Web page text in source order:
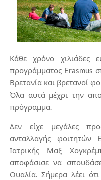
Κάθε χρόνο χιλιάδες
προγράμματος Erasmus
Βρετανία και βρετανοί
Όλα αυτά μέχρι την
πρόγραμμα.
Δεν είχε μεγάλες
ανταλλαγής φοιτητών
Ιατρικής Μαξ
αποφάσισε να
Ουαλία. Σήμερα λέει